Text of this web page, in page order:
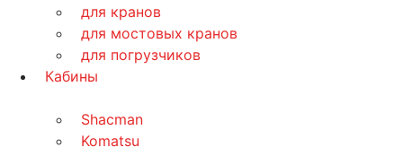
для кранов
для мостовых кранов
для погрузчиков
Кабины
Shacman
Komatsu